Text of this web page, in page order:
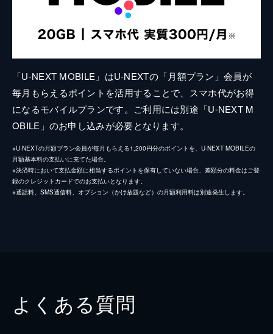
「U-NEXT MOBILE」はU-NEXTの「月額プラン」会員が
毎月もらえるポイントを活用することで、スマホ代がお得
になるモバイルプランです。ご利用には別途「U-NEXT M
OBILE」のお申し込みが必要となります。
※U-NEXTの月額プラン会員が毎月もらえる1,200円分のポイントを、U-NEXT MOBILEの
月額基本料の支払いに充てた場合。
※決済時において支払金額に相当するポイントを保有していない場合、差額分の料金はご登
録のクレジットカードでのお支払いとなります。
※通話料、SMS通信料、オプション（かけ放題など）の月額利用料は別途発生します。
よくある質問